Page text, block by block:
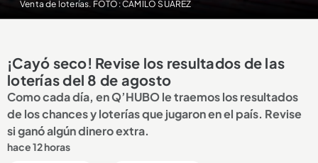
Venta de loterías. FOTO: CAMILO SUÁREZ
¡Cayó seco! Revise los resultados de las
loterías del 8 de agosto
Como cada día, en Q’HUBO le traemos los resultados
de los chances y loterías que jugaron en el país. Revise
si ganó algún dinero extra.
hace 12 horas